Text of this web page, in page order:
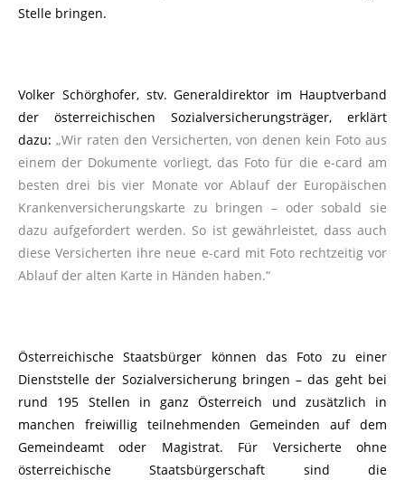
Stelle bringen.
Volker Schörghofer, stv. Generaldirektor im Hauptverband
der österreichischen Sozialversicherungsträger, erklärt
dazu: „Wir raten den Versicherten, von denen kein Foto aus
einem der Dokumente vorliegt, das Foto für die e-card am
besten drei bis vier Monate vor Ablauf der Europäischen
Krankenversicherungskarte zu bringen – oder sobald sie
dazu aufgefordert werden. So ist gewährleistet, dass auch
diese Versicherten ihre neue e-card mit Foto rechtzeitig vor
Ablauf der alten Karte in Händen haben.“
Österreichische Staatsbürger können das Foto zu einer
Dienststelle der Sozialversicherung bringen – das geht bei
rund 195 Stellen in ganz Österreich und zusätzlich in
manchen freiwillig teilnehmenden Gemeinden auf dem
Gemeindeamt oder Magistrat. Für Versicherte ohne
österreichische Staatsbürgerschaft sind die